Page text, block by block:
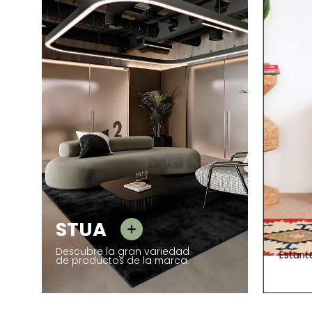
STUA
Descubre la gran variedad
de productos de la marca.
STUA
Banco Madera de Diseño Deneb de
STUA
300 Unid.
1.132,00 €